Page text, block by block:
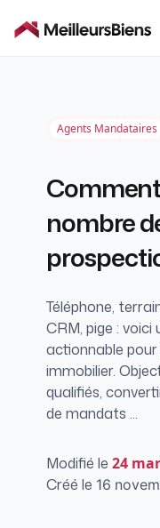
Agents Mandataires
nombre
Téléphone,
CRM, pige :
actionnable
immobilier.
qualifiés,
de mandats ...
Modifié le 24
Créé le 16